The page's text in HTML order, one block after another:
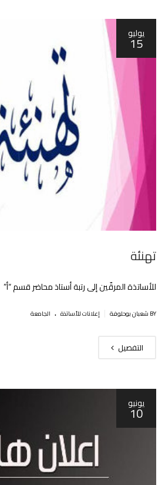
يوليو
15
تهنئة
للأساتذة المرقّين إلى رتبة أستاذ محاضر قسم “أ”
BY شعبان بوحلوفة إعلانات للأساتذة . الجامعة
التفصيل
يونيو
10